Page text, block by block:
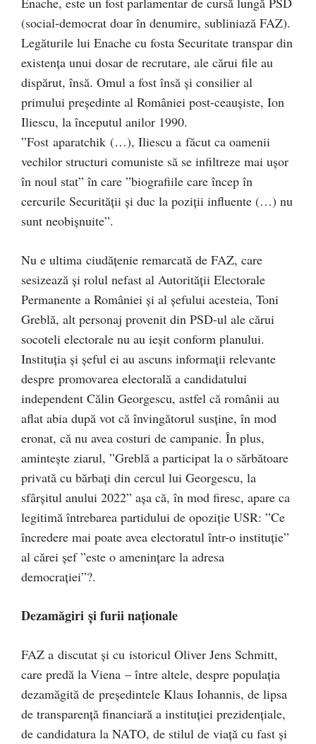
(social-democrat doar în denumire, subliniază FAZ).
Legăturile lui Enache cu fosta Securitate transpar din
existența unui dosar de recrutare, ale cărui file au
dispărut, însă. Omul a fost însă și consilier al
primului președinte al României post-ceaușiste, Ion
Iliescu, la începutul anilor 1990.
”Fost aparatchik (…), Iliescu a făcut ca oamenii
vechilor structuri comuniste să se infiltreze mai ușor
în noul stat” în care ”biografiile care încep în
cercurile Securității și duc la poziții influente (…) nu
sunt neobișnuite”.
Nu e ultima ciudățenie remarcată de FAZ, care
sesizează și rolul nefast al Autorității Electorale
Permanente a României și al șefului acesteia, Toni
Greblă, alt personaj provenit din PSD-ul ale cărui
socoteli electorale nu au ieșit conform planului.
Instituția și șeful ei au ascuns informații relevante
despre promovarea electorală a candidatului
independent Călin Georgescu, astfel că românii au
aflat abia după vot că învingătorul susține, în mod
eronat, că nu avea costuri de campanie. În plus,
amintește ziarul, ”Greblă a participat la o sărbătoare
privată cu bărbați din cercul lui Georgescu, la
sfârșitul anului 2022” așa că, în mod firesc, apare ca
legitimă întrebarea partidului de opoziție USR: ”Ce
încredere mai poate avea electoratul într-o instituție”
al cărei șef ”este o amenințare la adresa
democrației”?.
Dezamăgiri și furii naționale
FAZ a discutat și cu istoricul Oliver Jens Schmitt,
care predă la Viena – între altele, despre populația
dezamăgită de președintele Klaus Iohannis, de lipsa
de transparență financiară a instituției prezidențiale,
de candidatura la NATO, de stilul de viață cu fast și